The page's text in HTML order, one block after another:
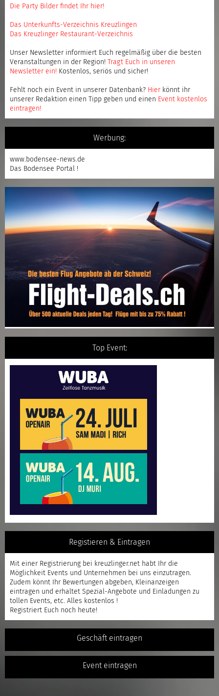
Die Party Bilder findet Ihr hier!
Das Unterkunfts-Verzeichnis Kreuzlingen
Das Kreuzlinger Restaurant-Verzeichnis
Unser Newsletter informiert Euch regelmäßig über die besten
Veranstaltungen in der Region!
Tragt Euch in unseren
Newsletter ein! Kostenlos, seriös und sicher!
Fehlt noch ein Event in unserer Datenbank? Hier könnt ihr
unserer Redaktion einen Tipp geben und einen Event kostenlos
eintragen!
Werbung:
www.bodensee-news.de
Das Bodensee Portal !
Top Event:
Registieren & Eintragen
Mit einer Registrierung bei kreuzlinger.net habt Ihr die
Möglichkeit Events und Unternehmen bei uns einzutragen.
Zudem könnt Ihr Bewertungen abgeben, Kleinanzeigen
eintragen und erhaltet Spezial-Angebote und Einladungen zu
tollen Events, etc. Alles kostenlos !
Registriert Euch noch heute!
Geschäft eintragen
Event eintragen